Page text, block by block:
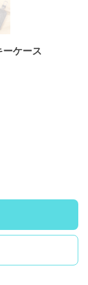
ーケース